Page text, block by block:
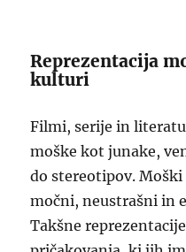
Reprezentacija
kulturi
Filmi, serije in
moške kot junake,
do stereotipov.
močni, neustrašni in
Takšne